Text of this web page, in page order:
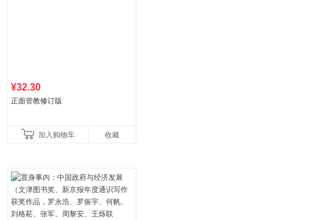
¥32.30
正面管教修订版
加入购物车 收藏